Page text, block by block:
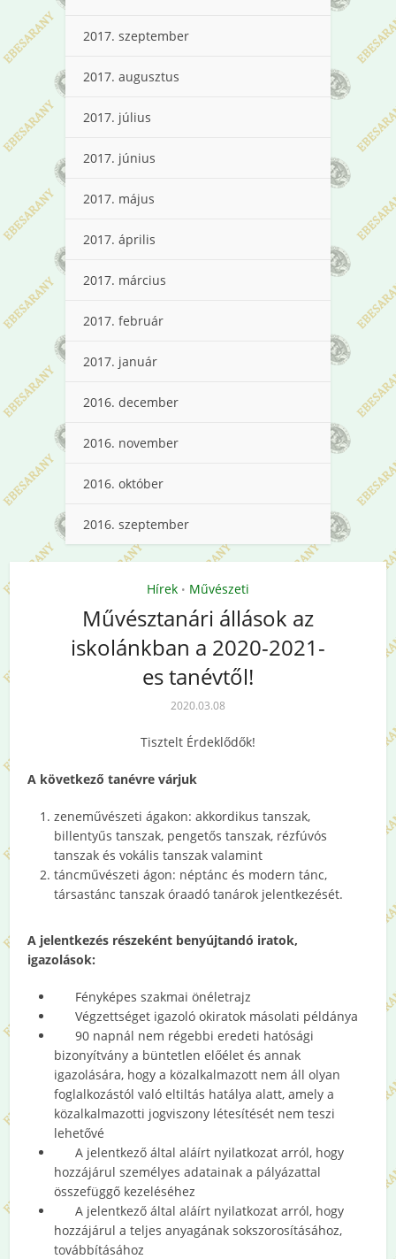
2017. szeptember
2017. augusztus
2017. július
2017. június
2017. május
2017. április
2017. március
2017. február
2017. január
2016. december
2016. november
2016. október
2016. szeptember
Hírek • Művészeti
Művésztanári állások az
iskolánkban a 2020-2021-
es tanévtől!
2020.03.08
Tisztelt Érdeklődők!
A következő tanévre várjuk
zeneművészeti ágakon: akkordikus tanszak,
billentyűs tanszak, pengetős tanszak, rézfúvós
tanszak és vokális tanszak valamint
táncművészeti ágon: néptánc és modern tánc,
társastánc tanszak óraadó tanárok jelentkezését.
A jelentkezés részeként benyújtandó iratok,
igazolások:
Fényképes szakmai önéletrajz
Végzettséget igazoló okiratok másolati példánya
90 napnál nem régebbi eredeti hatósági
bizonyítvány a büntetlen előélet és annak
igazolására, hogy a közalkalmazott nem áll olyan
foglalkozástól való eltiltás hatálya alatt, amely a
közalkalmazotti jogviszony létesítését nem teszi
lehetővé
A jelentkező által aláírt nyilatkozat arról, hogy
hozzájárul személyes adatainak a pályázattal
összefüggő kezeléséhez
A jelentkező által aláírt nyilatkozat arról, hogy
hozzájárul a teljes anyagának sokszorosításához,
továbbításához